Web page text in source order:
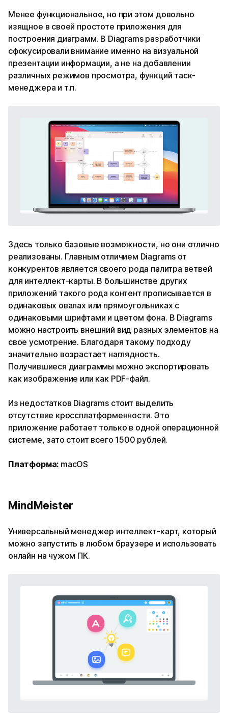
Менее функциональное, но при этом довольно
изящное в своей простоте приложения для
построения диаграмм. В Diagrams разработчики
сфокусировали внимание именно на визуальной
презентации информации, а не на добавлении
различных режимов просмотра, функций таск-
менеджера и т.п.
Здесь только базовые возможности, но они отлично
реализованы. Главным отличием Diagrams от
конкурентов является своего рода палитра ветвей
для интеллект-карты. В большинстве других
приложений такого рода контент прописывается в
одинаковых овалах или прямоугольниках с
одинаковыми шрифтами и цветом фона. В Diagrams
можно настроить внешний вид разных элементов на
свое усмотрение. Благодаря такому подходу
значительно возрастает наглядность.
Получившиеся диаграммы можно экспортировать
как изображение или как PDF-файл.
Из недостатков Diagrams стоит выделить
отсутствие кроссплатформенности. Это
приложение работает только в одной операционной
системе, зато стоит всего 1500 рублей.
Платформа: macOS
MindMeister
Универсальный менеджер интеллект-карт, который
можно запустить в любом браузере и использовать
онлайн на чужом ПК.